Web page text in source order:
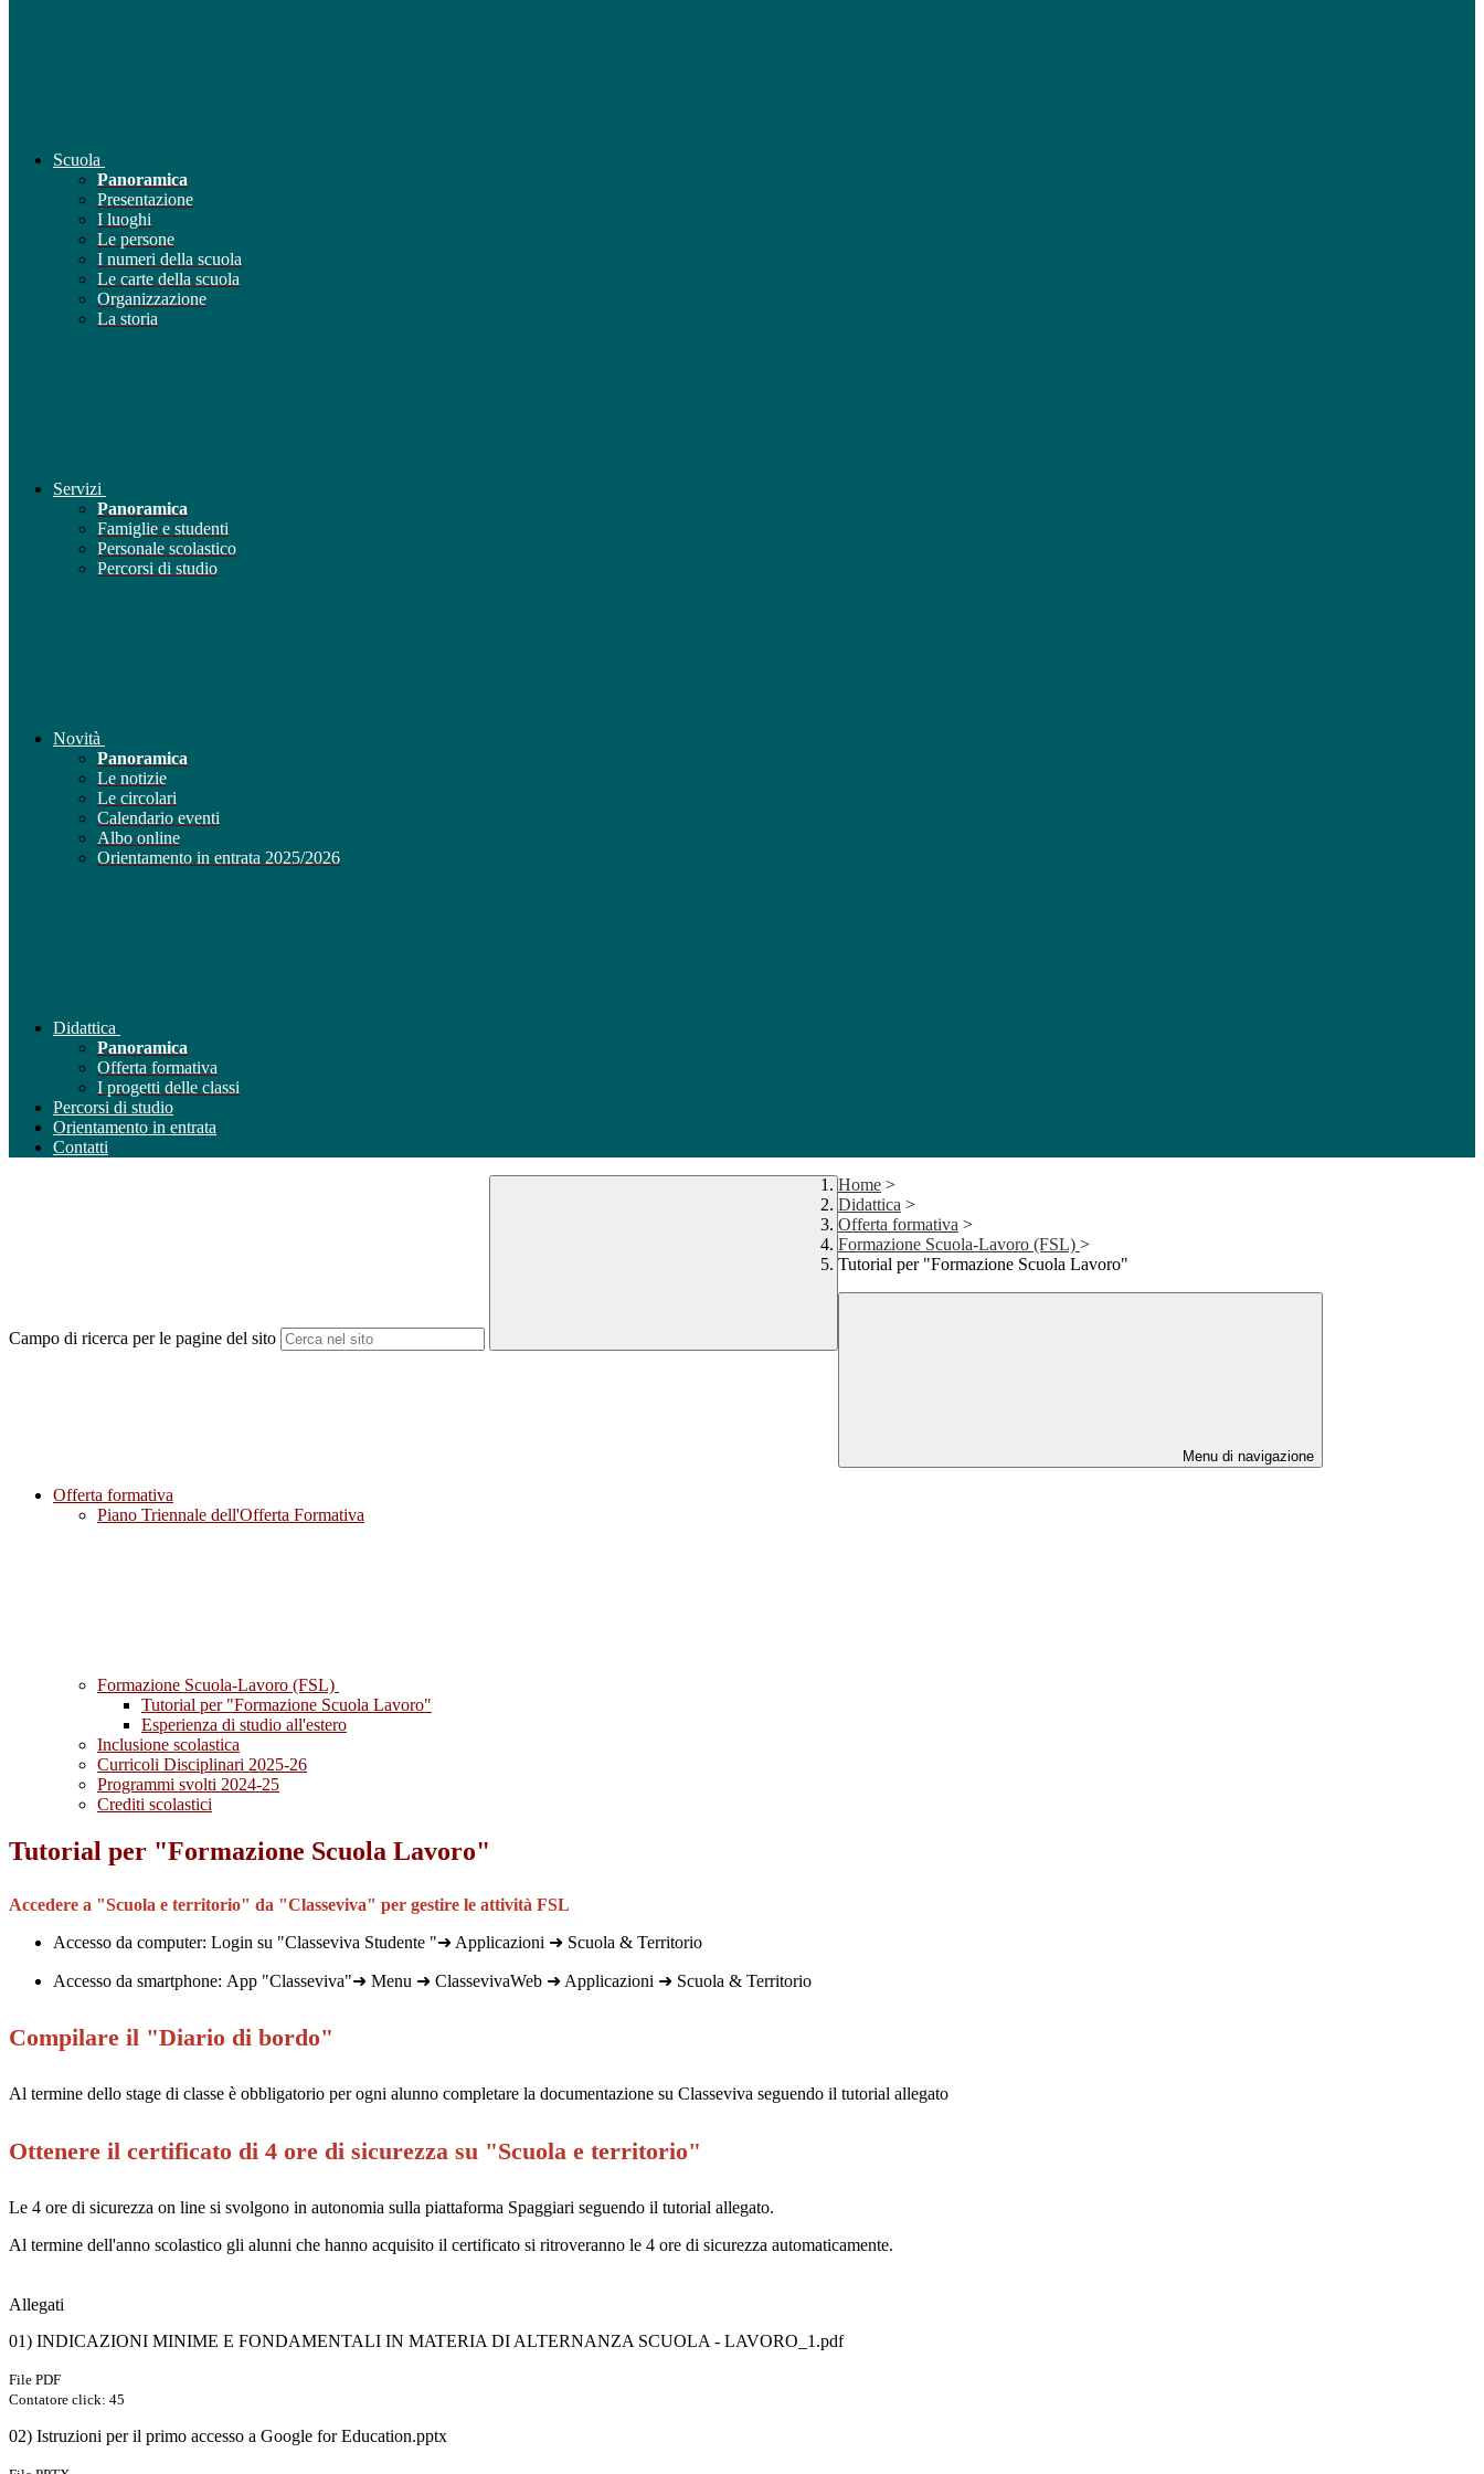
Scuola
Panoramica
Presentazione
I luoghi
Le persone
I numeri della scuola
Le carte della scuola
Organizzazione
La storia
Servizi
Panoramica
Famiglie e studenti
Personale scolastico
Percorsi di studio
Novità
Panoramica
Le notizie
Le circolari
Calendario eventi
Albo online
Orientamento in entrata 2025/2026
Didattica
Panoramica
Offerta formativa
I progetti delle classi
Percorsi di studio
Orientamento in entrata
Contatti
Campo di ricerca per le pagine del sito
Home >
Didattica >
Offerta formativa >
Formazione Scuola-Lavoro (FSL) >
Tutorial per "Formazione Scuola Lavoro"
Menu di navigazione
Offerta formativa
Piano Triennale dell'Offerta Formativa
Formazione Scuola-Lavoro (FSL)
Tutorial per "Formazione Scuola Lavoro"
Esperienza di studio all'estero
Inclusione scolastica
Curricoli Disciplinari 2025-26
Programmi svolti 2024-25
Crediti scolastici
Tutorial per "Formazione Scuola Lavoro"
Accedere a "Scuola e territorio" da "Classeviva" per gestire le attività FSL
Accesso da computer: Login su "Classeviva Studente "➜ Applicazioni ➜ Scuola & Territorio
Accesso da smartphone: App "Classeviva"➜ Menu ➜ ClassevivaWeb ➜ Applicazioni ➜ Scuola & Territorio
Compilare il "Diario di bordo"
Al termine dello stage di classe è obbligatorio per ogni alunno completare la documentazione su Classeviva seguendo il tutorial allegato
Ottenere il certificato di 4 ore di sicurezza su "Scuola e territorio"
Le 4 ore di sicurezza on line si svolgono in autonomia sulla piattaforma Spaggiari seguendo il tutorial allegato.
Al termine dell'anno scolastico gli alunni che hanno acquisito il certificato si ritroveranno le 4 ore di sicurezza automaticamente.
Allegati
01) INDICAZIONI MINIME E FONDAMENTALI IN MATERIA DI ALTERNANZA SCUOLA - LAVORO_1.pdf
File PDF
Contatore click: 45
02) Istruzioni per il primo accesso a Google for Education.pptx